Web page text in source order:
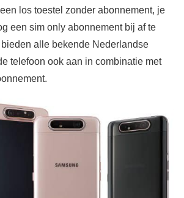
los toestel zonder abonnement, je
een sim only abonnement bij af te
alle bekende Nederlandse
telefoon ook aan in combinatie met